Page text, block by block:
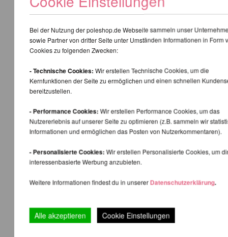
Bei der Nutzung der poleshop.de Webseite sammeln unser
sowie Partner von dritter Seite unter Umständen Informationen in Form
Cookies zu folgenden Zwecken:
- Technische Cookies: Wir erstellen Technische Cookies, um die
Kernfunktionen der Seite zu ermöglichen und einen schnellen
bereitzustellen.
- Performance Cookies:Wir erstellen Performance Cookies, um das
Nutzererlebnis auf unserer Seite zu optimieren (z.B. sammeln wir
Informationen und ermöglichen das Posten von Nutzerkommentaren).
- Personalisierte Cookies:Wir erstellen Personalisierte Cookies, um
interessenbasierte Werbung anzubieten.
Weitere Informationen findest du in unsererDatenschutzerklärung.
Alle akzeptieren Cookie Einstellungen